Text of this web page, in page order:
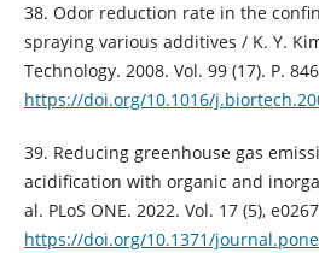
38. Odor reduction rate in the
spraying various additives / K. Y.
Technology. 2008. Vol. 99 (17). P.
https://doi.org/10.1016/
39. Reducing greenhouse gas
acidification with organic and
al. PLoS ONE. 2022. Vol. 17 (5),
https://doi.org/10.1371/